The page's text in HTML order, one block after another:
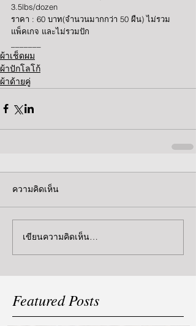
3.5lbs/dozen
ราคา : 60 บาท(จำนวนมากกว่า 50 ผืน) ไม่รวม
แพ็คเกจ และไม่รวมปัก
ผ้าเช็ดผม
ผ้าปักโลโก้
ผ้าด้ายคู่
ความคิดเห็น
เขียนความคิดเห็น…
Featured Posts